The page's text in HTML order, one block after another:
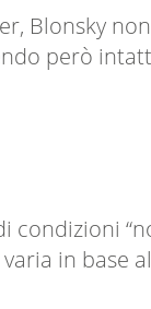
Blonsky
però
condizioni
in base